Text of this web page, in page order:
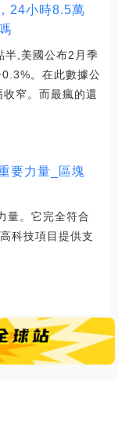
24小時8.5萬
半,美國公布2月季
。在此數據公
窄。而最瘋的還
要力量_區塊
量。它完全符合
科技項目提供支